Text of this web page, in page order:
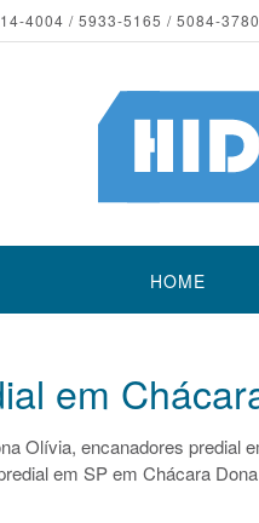
4004 / 5933-5165 / 5084-3780
HOME
em
Olívia, encanadores predial
em SP em Chácara